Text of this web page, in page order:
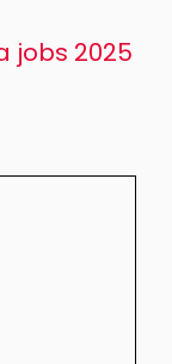
jobs 2025